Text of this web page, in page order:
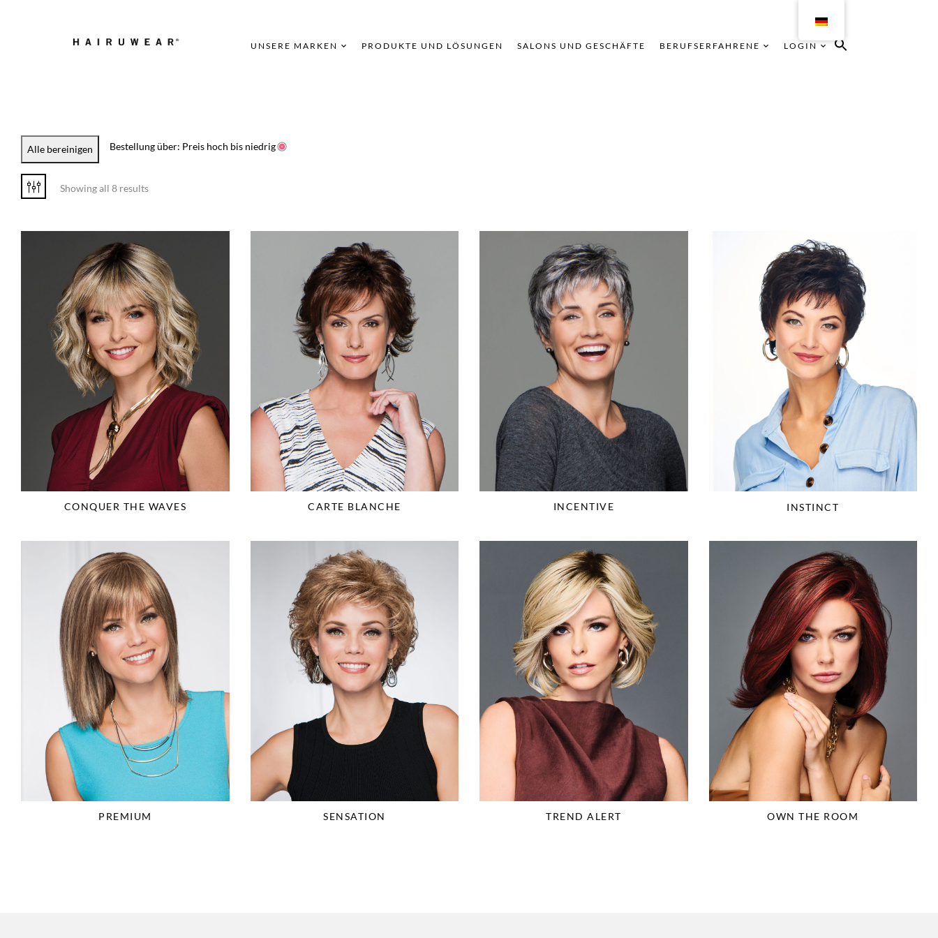
UNSERE MARKEN PRODUKTE UND LÖSUNGEN SALONS UND GESCHÄFTE BERUFSERFAHRENE LOGIN
Alle bereinigen Bestellung über: Preis hoch bis niedrig
Showing all 8 results
CONQUER THE WAVES CARTE BLANCHE INCENTIVE INSTINCT
PREMIUM SENSATION TREND ALERT OWN THE ROOM